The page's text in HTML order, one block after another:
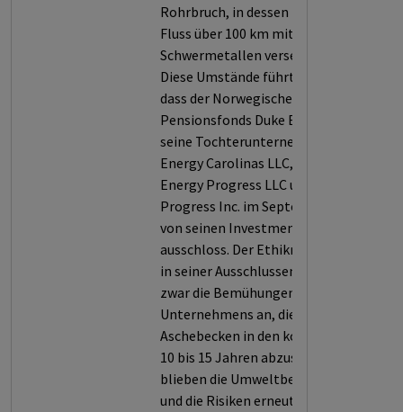
Rohrbruch, in dessen Folge ein
Fluss über 100 km mit
Schwermetallen verseucht wurde.
Diese Umstände führten dazu,
dass der Norwegische
Pensionsfonds Duke Energy und
seine Tochterunternehmen Duke
Energy Carolinas LLC, Duke
Energy Progress LLC und Energy
Progress Inc. im September 2016
von seinen Investments
ausschloss. Der Ethikrat erkannte
in seiner Ausschlussempfehlung
zwar die Bemühungen des
Unternehmens an, die
Aschebecken in den kommenden
10 bis 15 Jahren abzusichern, doch
blieben die Umweltbelastungen
und die Risiken erneuter